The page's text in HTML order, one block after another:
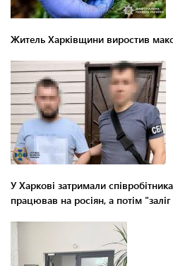
Житель Харківщини виростив
У Харкові затримали
працював на росіян, а потім